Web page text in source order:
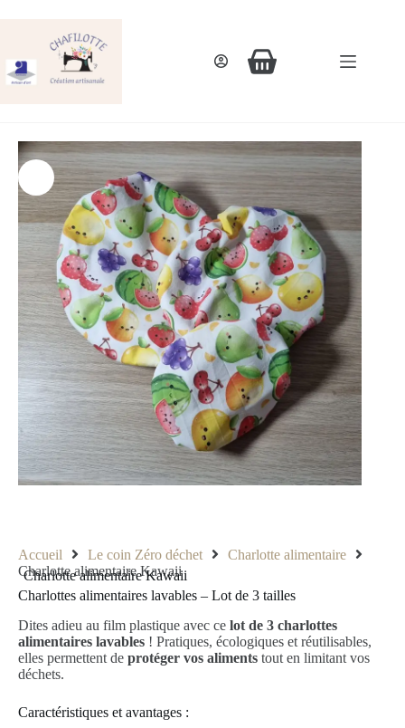
Accueil Le coin Zéro déchet
Charlotte alimentaire
Charlotte alimentaire Kawaii
Charlotte alimentaire Kawaii
Charlottes alimentaires lavables – Lot de 3 tailles
Dites adieu au film plastique avec ce lot de 3 charlottes
alimentaires lavables ! Pratiques, écologiques et réutilisables,
elles permettent de protéger vos aliments tout en limitant vos
déchets.
Caractéristiques et avantages :